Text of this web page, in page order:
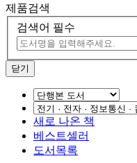
제품검색
검색어 필수
닫기
새로 나온 책
베스트셀러
도서목록